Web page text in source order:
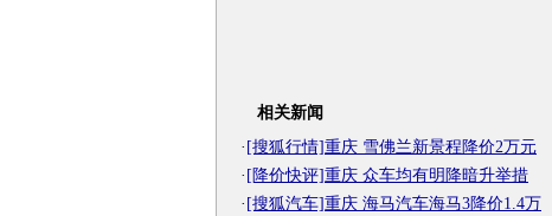
相关新闻
· [搜狐行情]重庆 雪佛兰新景程降价2万元
· [降价快评]重庆 众车均有明降暗升举措
· [搜狐汽车]重庆 海马汽车海马3降价1.4万